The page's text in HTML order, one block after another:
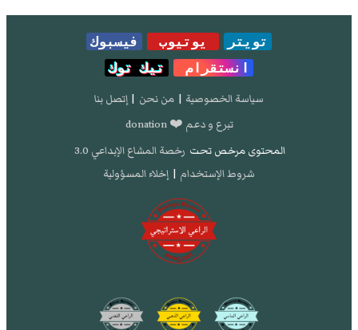
تويتر يوتيوب
فيسبوك
انستقرام
تيك توك
سياسة الخصوصية | من نحن | إتصل بنا
تبرع و دعم ❤️ donation
المحتوى مرخص تحت رخصة المشاع الإبداعي 3.0
شروط الإستخدام | إخلاء المسؤولية